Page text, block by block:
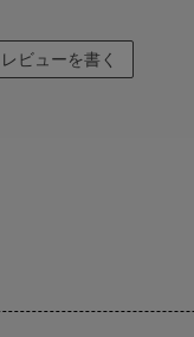
レビューを書く